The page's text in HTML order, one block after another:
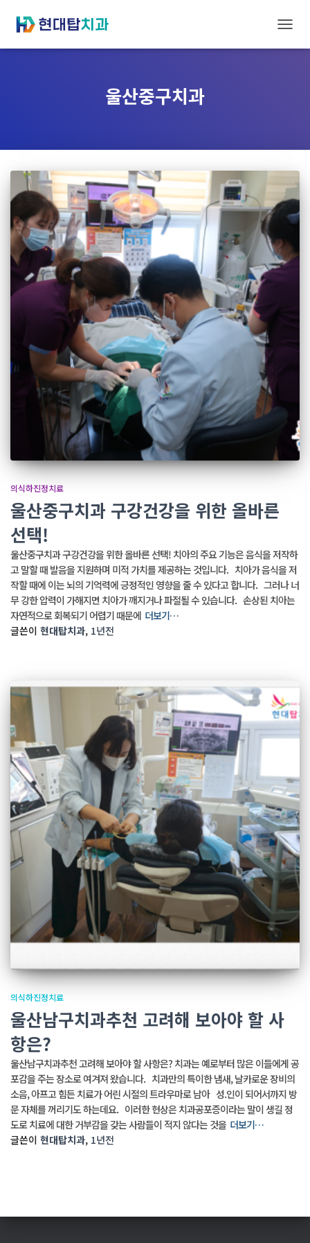
토
글
울산중구치과
의식하진정치료
울산중구치과 구강건강을 위한 올바른
선택!
울산중구치과 구강건강을 위한 올바른 선택! 치아의 주요 기능은 음식을 저작하
고 말할 때 발음을 지원하며 미적 가치를 제공하는 것입니다. 치아가 음식을 저
작할 때에 이는 뇌의 기억력에 긍정적인 영향을 줄 수 있다고 합니다. 그러나 너
무 강한 압력이 가해지면 치아가 깨지거나 파절될 수 있습니다. 손상된 치아는
자연적으로 회복되기 어렵기 때문에 더보기…
글쓴이 현대탑치과, 1년전
의식하진정치료
울산남구치과추천 고려해 보아야 할 사
항은?
울산남구치과추천 고려해 보아야 할 사항은? 치과는 예로부터 많은 이들에게 공
포감을 주는 장소로 여겨져 왔습니다. 치과만의 특이한 냄새, 날카로운 장비의
소음, 아프고 힘든 치료가 어린 시절의 트라우마로 남아 성.인이 되어서까지 방
문 자체를 꺼리기도 하는데요. 이러한 현상은 치과공포증이라는 말이 생길 정
도로 치료에 대한 거부감을 갖는 사람들이 적지 않다는 것을 더보기…
글쓴이 현대탑치과, 1년전